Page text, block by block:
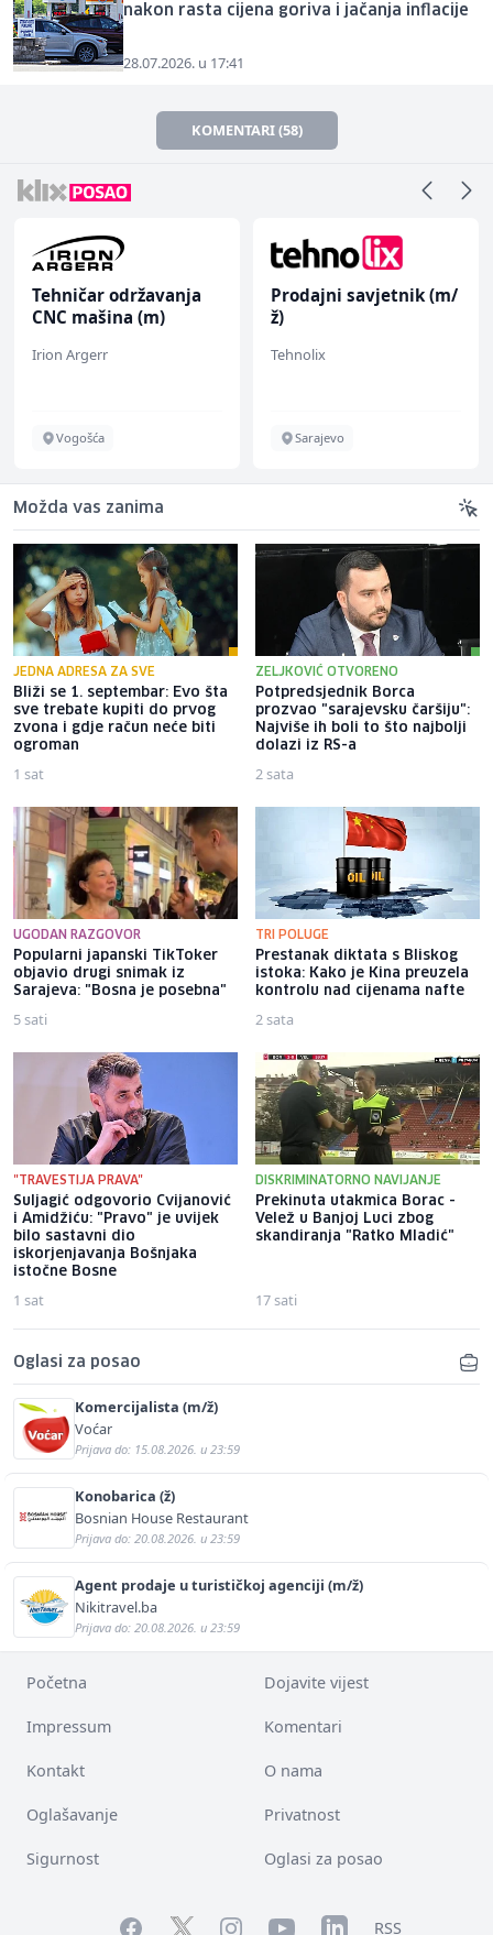
nakon rasta cijena goriva i jačanja inflacije
28.07.2026. u 17:41
KOMENTARI (58)
Tehničar održavanja
CNC mašina (m)
Irion Argerr
Vogošća
Prodajni savjetnik (m/
ž)
Tehnolix
Sarajevo
Možda vas zanima
JEDNA ADRESA ZA SVE
Bliži se 1. septembar: Evo šta
sve trebate kupiti do prvog
zvona i gdje račun neće biti
ogroman
1 sat
ZELJKOVIĆ OTVORENO
Potpredsjednik Borca
prozvao "sarajevsku čaršiju":
Najviše ih boli to što najbolji
dolazi iz RS-a
2 sata
UGODAN RAZGOVOR
Popularni japanski TikToker
objavio drugi snimak iz
Sarajeva: "Bosna je posebna"
5 sati
TRI POLUGE
Prestanak diktata s Bliskog
istoka: Kako je Kina preuzela
kontrolu nad cijenama nafte
2 sata
"TRAVESTIJA PRAVA"
Suljagić odgovorio Cvijanović
i Amidžiću: "Pravo" je uvijek
bilo sastavni dio
iskorjenjavanja Bošnjaka
istočne Bosne
1 sat
DISKRIMINATORNO NAVIJANJE
Prekinuta utakmica Borac -
Velež u Banjoj Luci zbog
skandiranja "Ratko Mladić"
17 sati
Oglasi za posao
Komercijalista (m/ž)
Voćar
Prijava do: 15.08.2026. u 23:59
Konobarica (ž)
Bosnian House Restaurant
Prijava do: 20.08.2026. u 23:59
Agent prodaje u turističkoj agenciji (m/ž)
Nikitravel.ba
Prijava do: 20.08.2026. u 23:59
Početna Dojavite vijest
Impressum Komentari
Kontakt O nama
Oglašavanje Privatnost
Sigurnost Oglasi za posao
FacebookTwitterInstagramYouTubeLinkedInRSS